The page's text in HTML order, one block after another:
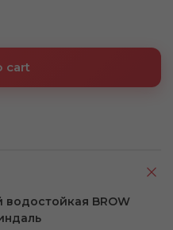
cart
BROW